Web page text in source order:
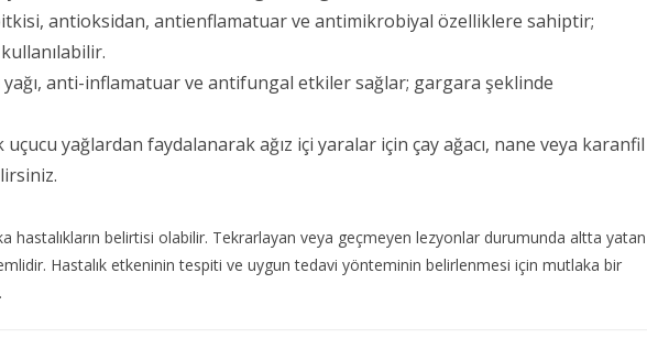
antioksidan, antienflamatuar ve antimikrobiyal özelliklere sahiptir;
yağı, anti-inflamatuar ve antifungal etkiler sağlar; gargara şeklinde
yağlardan faydalanarak ağız içi yaralar için çay ağacı, nane veya karanfil
hastalıkların belirtisi olabilir. Tekrarlayan veya geçmeyen lezyonlar durumunda altta yatan
Hastalık etkeninin tespiti ve uygun tedavi yönteminin belirlenmesi için mutlaka bir